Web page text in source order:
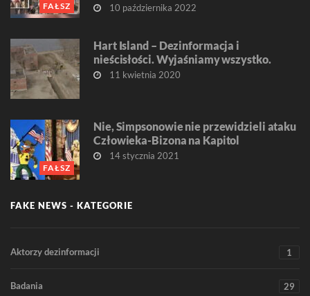
FAŁSZ 10 października 2022
Hart Island – Dezinformacja i
nieścisłości. Wyjaśniamy wszystko.
11 kwietnia 2020
FAŁSZ
Nie, Simpsonowie nie przewidzieli ataku
Człowieka-Bizona na Kapitol
14 stycznia 2021
FAKE NEWS - KATEGORIE
Aktorzy dezinformacji 1
Badania 29